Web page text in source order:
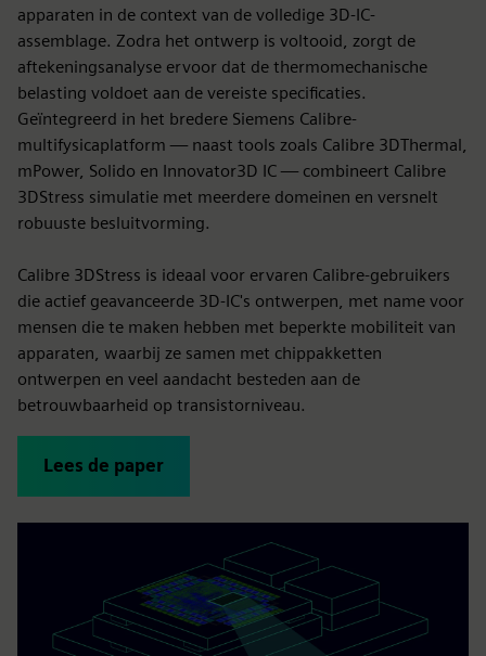
apparaten in de context van de volledige 3D-IC-
assemblage. Zodra het ontwerp is voltooid, zorgt de
aftekeningsanalyse ervoor dat de thermomechanische
belasting voldoet aan de vereiste specificaties.
Geïntegreerd in het bredere Siemens Calibre-
multifysicaplatform — naast tools zoals Calibre 3DThermal,
mPower, Solido en Innovator3D IC — combineert Calibre
3DStress simulatie met meerdere domeinen en versnelt
robuuste besluitvorming.
Calibre 3DStress is ideaal voor ervaren Calibre-gebruikers
die actief geavanceerde 3D-IC's ontwerpen, met name voor
mensen die te maken hebben met beperkte mobiliteit van
apparaten, waarbij ze samen met chippakketten
ontwerpen en veel aandacht besteden aan de
betrouwbaarheid op transistorniveau.
Lees de paper